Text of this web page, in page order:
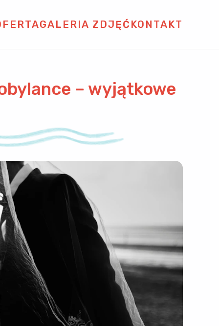
GALERIA ZDJĘĆ KONTAKT
– wyjątkowe